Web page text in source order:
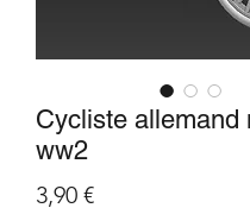
Cycliste allemand
ww2
3,90 €Prix